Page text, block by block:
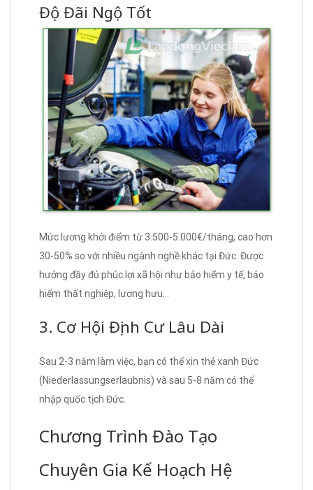
Độ Đãi Ngộ Tốt
Mức lương khởi điểm từ 3.500-5.000€/tháng, cao hơn
30-50% so với nhiều ngành nghề khác tại Đức. Được
hưởng đầy đủ phúc lợi xã hội như bảo hiểm y tế, bảo
hiểm thất nghiệp, lương hưu…
3. Cơ Hội Định Cư Lâu Dài
Sau 2-3 năm làm việc, bạn có thể xin thẻ xanh Đức
(Niederlassungserlaubnis) và sau 5-8 năm có thể
nhập quốc tịch Đức.
Chương Trình Đào Tạo
Chuyên Gia Kế Hoạch Hệ